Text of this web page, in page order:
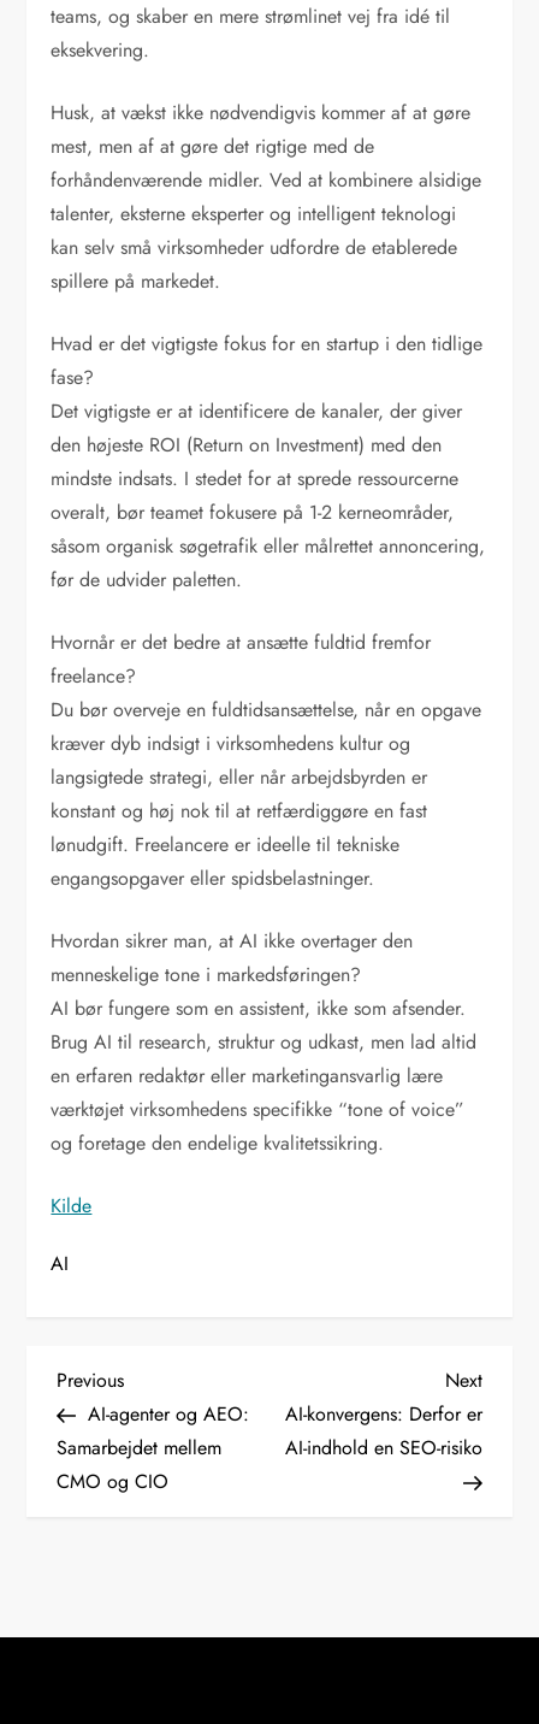
teams, og skaber en mere strømlinet vej fra idé til
eksekvering.
Husk, at vækst ikke nødvendigvis kommer af at gøre
mest, men af at gøre det rigtige med de
forhåndenværende midler. Ved at kombinere alsidige
talenter, eksterne eksperter og intelligent teknologi
kan selv små virksomheder udfordre de etablerede
spillere på markedet.
Hvad er det vigtigste fokus for en startup i den tidlige
fase?
Det vigtigste er at identificere de kanaler, der giver
den højeste ROI (Return on Investment) med den
mindste indsats. I stedet for at sprede ressourcerne
overalt, bør teamet fokusere på 1-2 kerneområder,
såsom organisk søgetrafik eller målrettet annoncering,
før de udvider paletten.
Hvornår er det bedre at ansætte fuldtid fremfor
freelance?
Du bør overveje en fuldtidsansættelse, når en opgave
kræver dyb indsigt i virksomhedens kultur og
langsigtede strategi, eller når arbejdsbyrden er
konstant og høj nok til at retfærdiggøre en fast
lønudgift. Freelancere er ideelle til tekniske
engangsopgaver eller spidsbelastninger.
Hvordan sikrer man, at AI ikke overtager den
menneskelige tone i markedsføringen?
AI bør fungere som en assistent, ikke som afsender.
Brug AI til research, struktur og udkast, men lad altid
en erfaren redaktør eller marketingansvarlig lære
værktøjet virksomhedens specifikke “tone of voice”
og foretage den endelige kvalitetssikring.
Kilde
AI
I
n
d
g
Previous
Post
Previous
AI-agenter og AEO:
Samarbejdet mellem
CMO og CIO
Next
Post
Next
AI-konvergens: Derfor er
AI-indhold en SEO-risiko